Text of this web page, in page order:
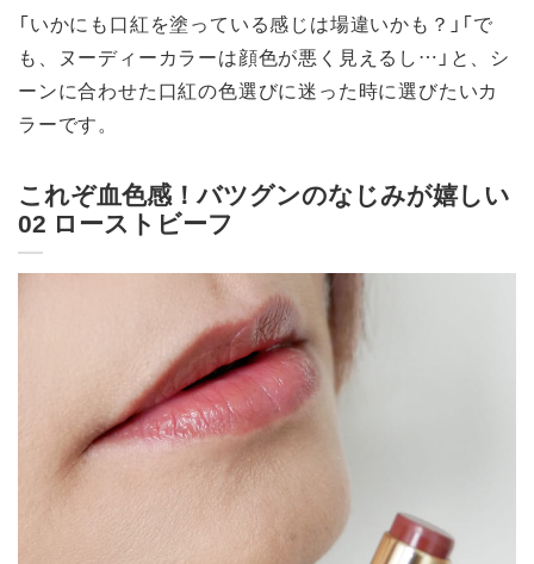
「いかにも口紅を塗っている感じは場違いかも？」「で
も、ヌーディーカラーは顔色が悪く見えるし…」と、シ
ーンに合わせた口紅の色選びに迷った時に選びたいカ
ラーです。
これぞ血色感！バツグンのなじみが嬉しい
02 ローストビーフ